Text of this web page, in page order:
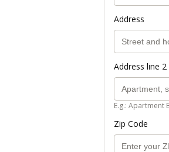
Address
Address line
E.g.: Apartment
Zip Code